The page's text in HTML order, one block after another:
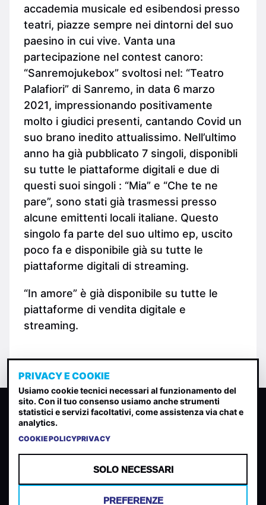
accademia musicale ed esibendosi presso
teatri, piazze sempre nei dintorni del suo
paesino in cui vive. Vanta una
partecipazione nel contest canoro:
“Sanremojukebox” svoltosi nel: “Teatro
Palafiori” di Sanremo, in data 6 marzo
2021, impressionando positivamente
molto i giudici presenti, cantando Covid un
suo brano inedito attualissimo. Nell’ultimo
anno ha già pubblicato 7 singoli, disponibli
su tutte le piattaforme digitali e due di
questi suoi singoli : “Mia” e “Che te ne
pare”, sono stati già trasmessi presso
alcune emittenti locali italiane. Questo
singolo fa parte del suo ultimo ep, uscito
poco fa e disponibile già su tutte le
piattaforme digitali di streaming.
“In amore” è già disponibile su tutte le
piattaforme di vendita digitale e
streaming.
CLASSIFICA INDIE
Classifica per indice di gradimento generata dall analisi di
TERMINI E CONDIZIONI PRIVACY POLICY
PRIVACY E COOKIE
Usiamo cookie tecnici necessari al funzionamento del
sito. Con il tuo consenso usiamo anche strumenti
statistici e servizi facoltativi, come assistenza via chat e
analytics.
COOKIE POLICYPRIVACY
SOLO NECESSARI
PREFERENZE